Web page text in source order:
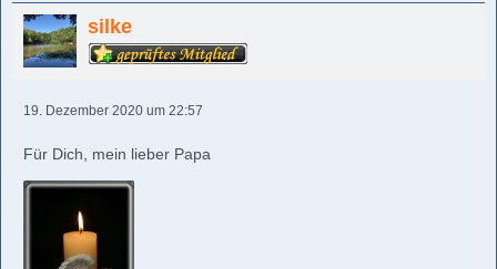
silke
19. Dezember 2020 um 22:57
Für Dich, mein lieber Papa